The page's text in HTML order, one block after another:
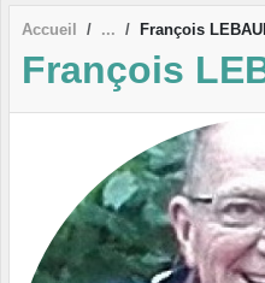
Accueil François
François